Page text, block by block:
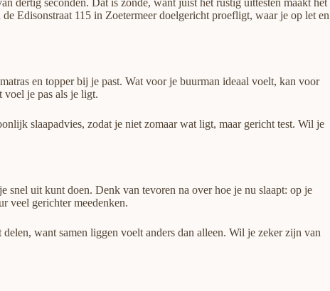
dertig seconden. Dat is zonde, want juist het rustig uittesten maakt het
Edisonstraat 115 in Zoetermeer doelgericht proefligt, waar je op let en
en topper bij je past. Wat voor je buurman ideaal voelt, kan voor
voel je pas als je ligt.
slaapadvies, zodat je niet zomaar wat ligt, maar gericht test. Wil je
uit kunt doen. Denk van tevoren na over hoe je nu slaapt: op je
veel gerichter meedenken.
want samen liggen voelt anders dan alleen. Wil je zeker zijn van